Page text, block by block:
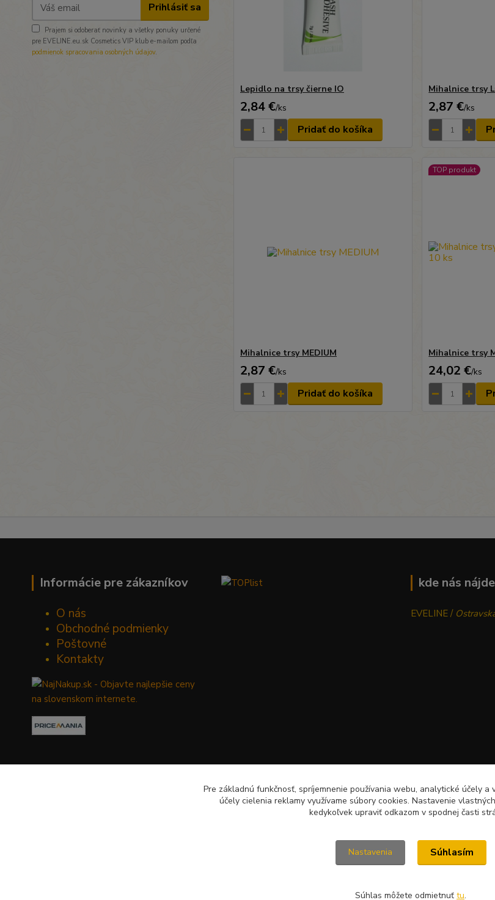
Prihlásiť sa
Prajem si odoberať novinky a všetky ponuky určené
pre EVELINE.eu.sk Cosmetics VIP klub e-mailom podľa
podmienok spracovania osobných údajov.
Lepidlo na trsy čierne IO
2,84 €/ks
Pridať do košíka
Mihalnice trsy
2,87 €/ks
Mihalnice trsy MEDIUM
2,87 €/ks
Pridať do košíka
TOP produkt
Mihalnice trsy
24,02 €/ks
Informácie pre zákazníkov
O nás
Obchodné podmienky
Poštovné
Kontakty
kde nás
EVELINE /
Pre základnú funkčnosť, spríjemnenie používania webu, analytické účely a
účely cielenia reklamy využívame súbory cookies. Nastavenie
kedykoľvek upraviť odkazom v spodnej časti
Nastavenia Súhlasím
Súhlas môžete odmietnuť tu.